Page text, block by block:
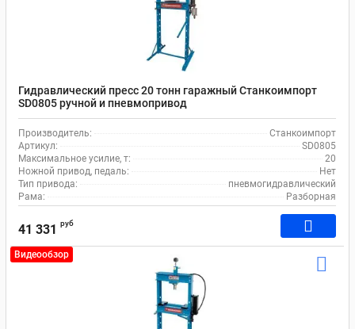
Гидравлический пресс 20 тонн гаражный Станкоимпорт
SD0805 ручной и пневмопривод
Производитель:
Станкоимпорт
Артикул:
SD0805
Максимальное усилие, т:
20
Ножной привод, педаль:
Нет
Тип привода:
пневмогидравлический
Рама:
Разборная
41 331 руб
Видеообзор